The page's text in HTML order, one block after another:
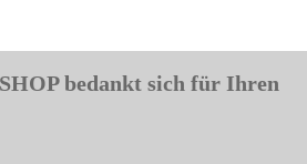
bedankt sich für Ihren